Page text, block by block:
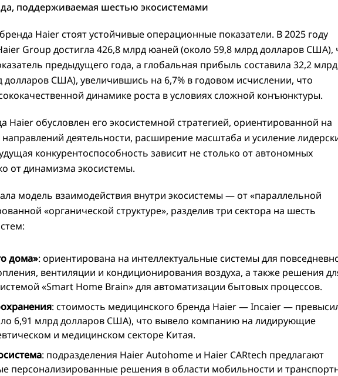
поддерживаемая шестью экосистемами
Haier стоят устойчивые операционные показатели. В 2025 году
Group достигла 426,8 млрд юаней (около 59,8 млрд долларов США),
предыдущего года, а глобальная прибыль составила 32,2 млрд
США), увеличившись на 6,7% в годовом исчислении, что
динамике роста в условиях сложной конъюнктуры.
Haier обусловлен его экосистемной стратегией, ориентированной на
деятельности, расширение масштаба и усиление
конкурентоспособность зависит не столько от автономных
от динамизма экосистемы.
модель взаимодействия внутри экосистемы — от «параллельной
«органической структуре», разделив три сектора на шесть
дома»: ориентирована на интеллектуальные системы для
вентиляции и кондиционирования воздуха, а также решения
«Smart Home Brain» для автоматизации бытовых процессов.
: стоимость медицинского бренда Haier — Incaier —
6,91 млрд долларов США), что вывело компанию на лидирующие
и медицинском секторе Китая.
: подразделения Haier Autohome и Haier CARtech предлагают
персонализированные решения в области мобильности и